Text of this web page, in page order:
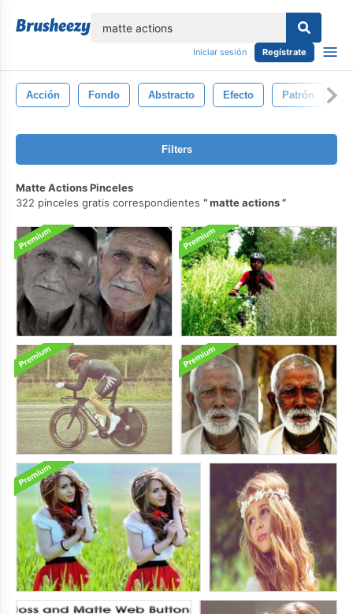
Iniciar sesión Regístrate
Acción Fondo Abstracto Efecto Patrón
Filters
Matte Actions Pinceles
322 pinceles gratis correspondientes
matte actions